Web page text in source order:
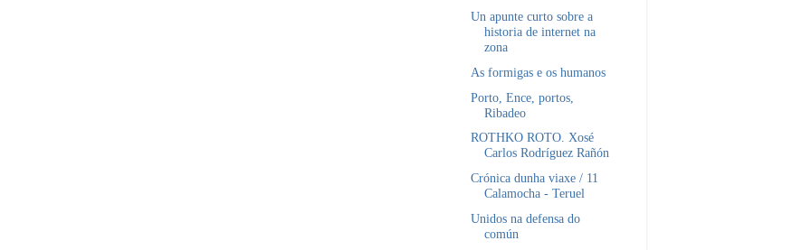
Un apunte curto sobre a
historia de internet na
zona
As formigas e os humanos
Porto, Ence, portos,
Ribadeo
ROTHKO ROTO. Xosé
Carlos Rodríguez Rañón
Crónica dunha viaxe / 11
Calamocha - Teruel
Unidos na defensa do
común